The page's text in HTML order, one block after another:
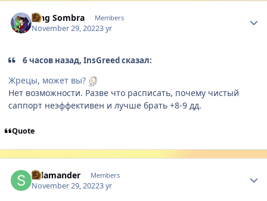
King Sombra Members
November 29, 20223 yr
6 часов назад, InsGreed сказал:
Жрецы, может вы?
Нет возможности. Разве что расписать, почему чистый
саппорт неэффективен и лучше брать +8-9 дд.
Quote
Salamander Members
November 29, 20223 yr